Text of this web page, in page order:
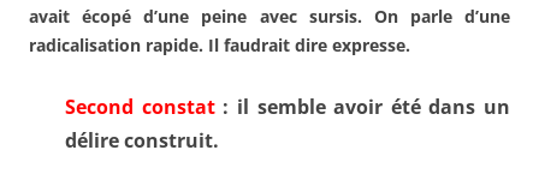
avait écopé d’une peine avec sursis. On parle d’une
radicalisation rapide. Il faudrait dire expresse.
Second constat: il semble avoir été dans un
délire construit.